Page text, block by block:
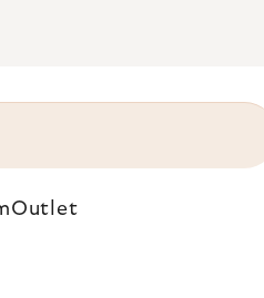
Outlet